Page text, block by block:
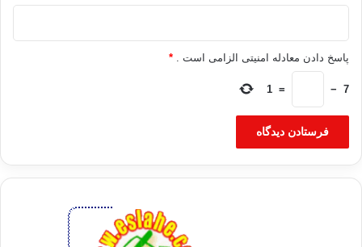
پاسخ دادن معادله امنیتی الزامی است . *
7
−
=
1